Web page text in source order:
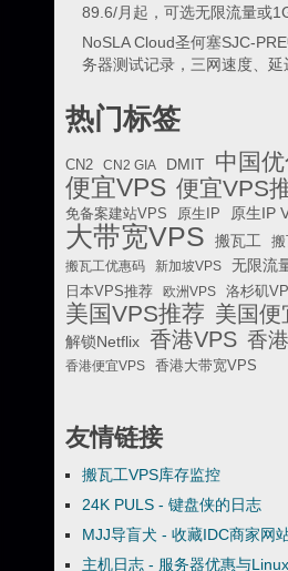
89.6/月起，可选无限流量或
NoSLA Cloud圣何塞SJC-
务器测试记录，三网速度、
热门标签
CN2 CN2 GIA DMIT 中国
便宜VPS 便宜VPS
免备案建站VPS 原生IP 原生IP
大带宽VPS 搬瓦工
搬瓦工优惠码
新加坡VPS 无限流
日本VPS推荐 欧洲VPS 洛杉矶
美国VPS推荐 美国便
解锁Netflix 香港VPS 香
香港便宜VPS 香港大带宽VPS
友情链接
搬瓦工VPS库存监控
24K PULS - 键盘侠的日志
MJJ导盲犬 - 收藏IDC商家网
主机日志 - 服务器优惠与